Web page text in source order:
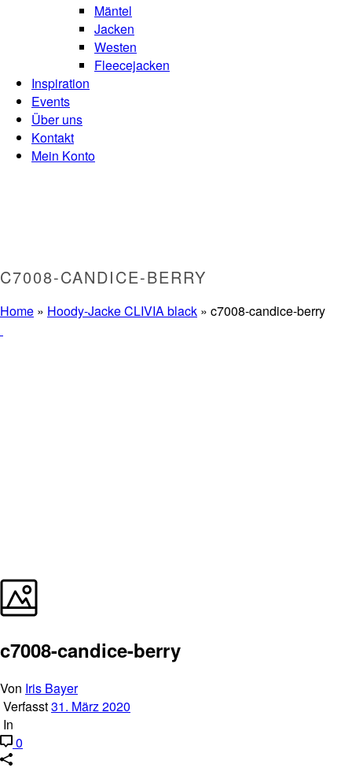
Mäntel
Jacken
Westen
Fleecejacken
Inspiration
Events
Über uns
Kontakt
Mein Konto
C7008-CANDICE-BERRY
Home » Hoody-Jacke CLIVIA black » c7008-candice-berry
c7008-candice-berry
Von Iris Bayer
Verfasst31. März 2020
In
0